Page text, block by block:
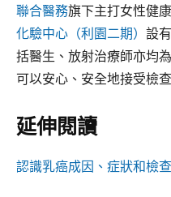
聯合醫務旗下主打女性健
化驗中心（利園二期） 設
括醫生、放射治療師亦均
可以安心、安全地接受檢
延伸閱讀
認識乳癌成因、症狀和檢